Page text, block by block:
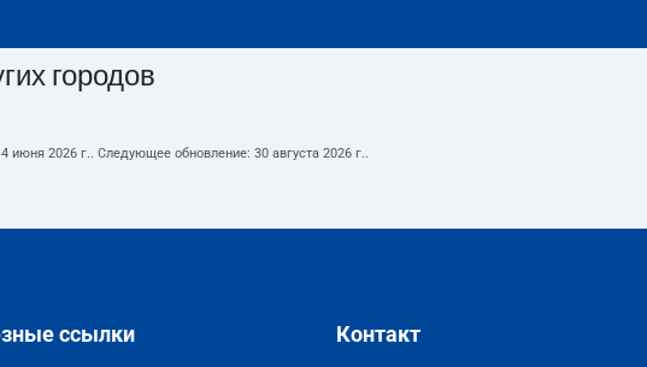
городов
июня 2026 г.. Следующее обновление: 30 августа 2026 г..
ссылки Контакт